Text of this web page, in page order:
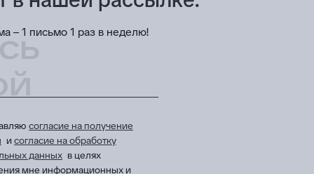
– 1 письмо 1 раз в неделю!
согласие на получение
исогласие на обработку
данных в целях
мне информационных и